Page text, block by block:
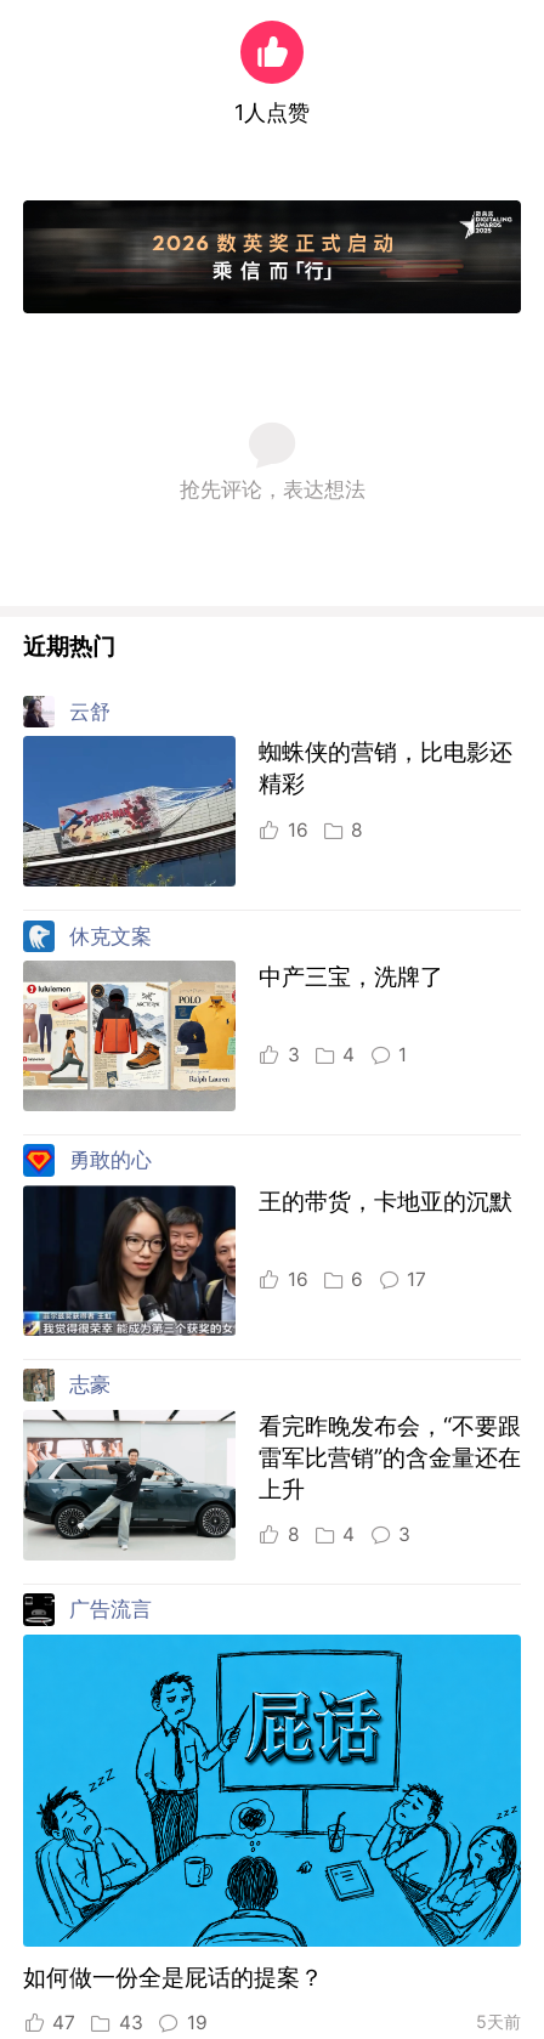
1 人点赞
抢先评论，表达想法
近期热门
云舒
蜘蛛侠的营销，比电影还
精彩
16 8
休克文案
中产三宝，洗牌了
3 4 1
勇敢的心
王的带货，卡地亚的沉默
16 6 17
志豪
看完昨晚发布会，“不要跟
雷军比营销”的含金量还在
上升
8 4 3
广告流言
如何做一份全是屁话的提案？
47 43 19 5天前